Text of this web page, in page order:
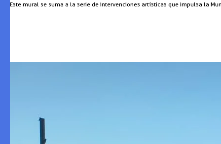
Este mural se suma a la serie de intervenciones artísticas que impulsa la